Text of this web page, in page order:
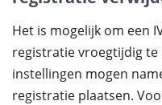
Het is mogelijk om een
registratie vroegtijdig te
instellingen mogen
registratie plaatsen.